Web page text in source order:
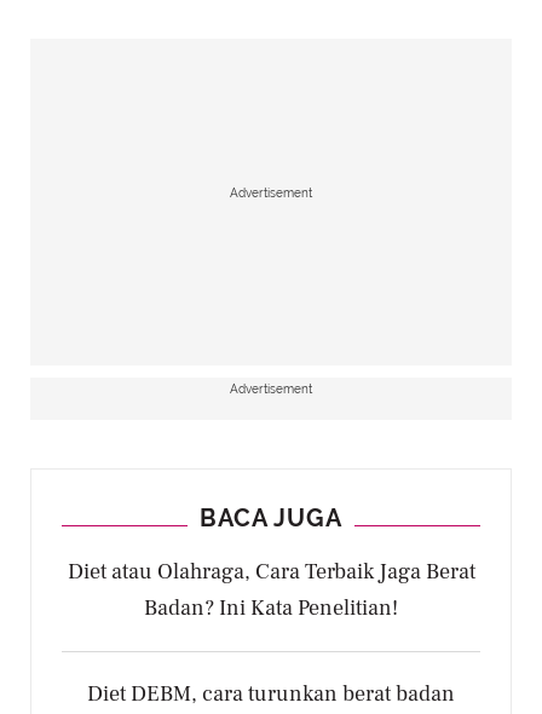
Advertisement
Advertisement
BACA JUGA
Diet atau Olahraga, Cara Terbaik Jaga Berat
Badan? Ini Kata Penelitian!
Diet DEBM, cara turunkan berat badan